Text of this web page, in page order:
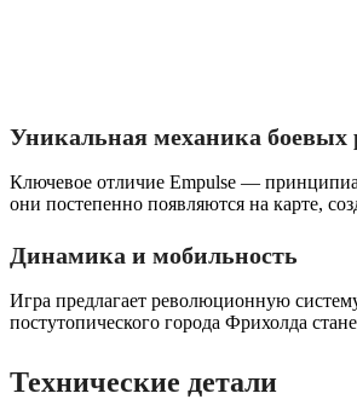
Уникальная механика боевых
Ключевое отличие Empulse —
они постепенно появляются на карте,
Динамика и мобильность
Игра предлагает революционную
постутопического города Фрихолда
Технические детали